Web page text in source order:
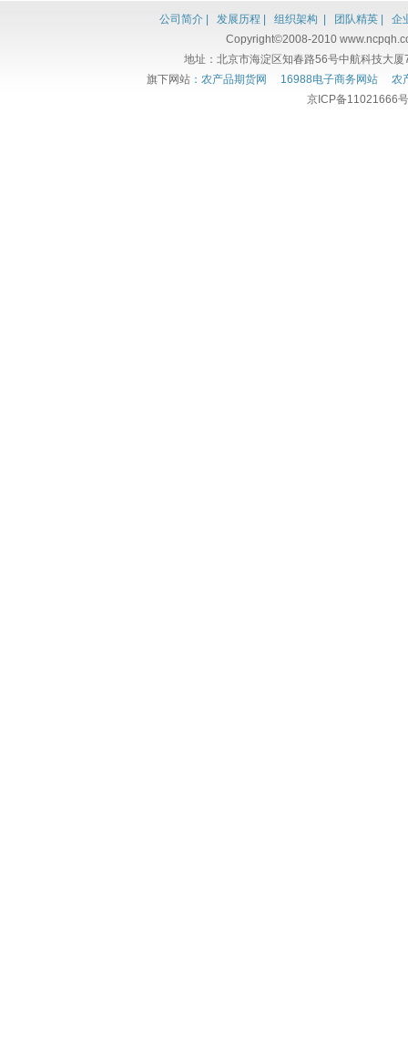
公司简介 | 发展历程 | 组织架构 | 团队精英 |
企
Copyright©2008-2010
地址：北京市海淀区知春路56号中航科技大
旗下网站：农产品期货网 16988电子商务网站
农
京ICP备11021666